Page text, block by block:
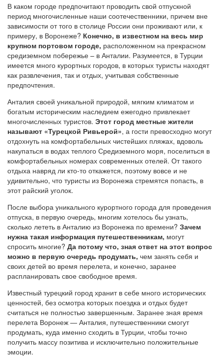
В каком городе предпочитают проводить свой отпускной
период многочисленные наши соотечественники, причем вне
зависимости от того в столице России они проживают или, к
примеру, в Воронеже? Конечно, в известном на весь мир
крупном портовом городе, расположенном на прекрасном
средиземном побережье – в Анталии. Разумеется, в Турции
имеется много курортных городов, в которых туристы находят
как развлечения, так и отдых, учитывая собственные
предпочтения.
Анталия своей уникальной природой, мягким климатом и
богатым историческим наследием ежегодно привлекает
многочисленных туристов. Этот город местные жители
называют «Турецкой Ривьерой», а гости превосходно могут
отдохнуть на комфортабельных чистейших пляжах, вдоволь
накупаться в водах теплого Средиземного моря, поселиться в
комфортабельных номерах современных отелей. От такого
отдыха навряд ли кто-то откажется, поэтому вовсе и не
удивительно, что туристы из Воронежа стремятся попасть, в
этот райский уголок.
После выбора уникального курортного города для проведения
отпуска, в первую очередь, многим хотелось бы узнать,
сколько лететь в Анталию из Воронежа по времени? Зачем
нужна такая информация путешественникам, могут
спросить многие? Да потому что, зная ответ на этот вопрос
можно в первую очередь продумать, чем занять себя и
своих детей во время перелета, и конечно, заранее
распланировать свое свободное время.
Известный турецкий город хранит в себе много исторических
ценностей, без осмотра которых поездка и отдых будет
считаться не полностью завершенным. Заранее зная время
перелета Воронеж — Анталия, путешественники смогут
продумать, куда именно сходить в Турции, чтобы точно
получить массу позитива и исключительно положительные
эмоции.